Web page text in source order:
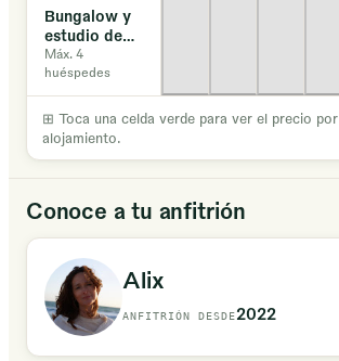
Bungalow y
estudio de
ensueño en
zona de
playa
Máx. 4
huéspedes
⊞ Toca una celda verde para ver el precio
alojamiento.
Conoce a tu anfitrión
Alix
ANFITRIÓN DESDE2022